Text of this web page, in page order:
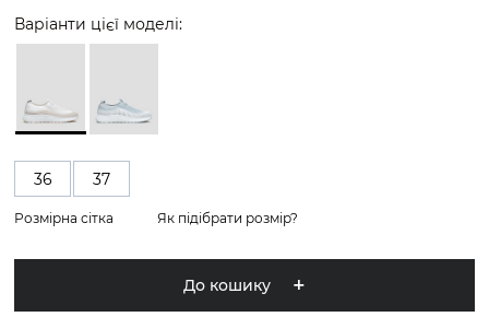
Варіанти цієї моделі:
36 37
Розмірна сітка Як підібрати розмір?
До кошику